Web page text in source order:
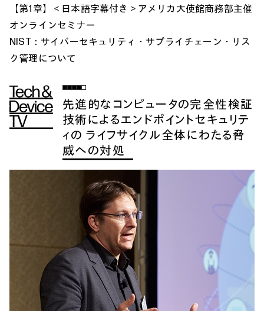
【第1章】＜日本語字幕付き＞アメリカ大使館商務部主催
オンラインセミナー
NIST：サイバーセキュリティ・サプライチェーン・リス
ク管理について
先進的なコンピュータの完全性検証
技術によるエンドポイントセキュリテ
ィの ライフサイクル全体にわたる脅
威への対処